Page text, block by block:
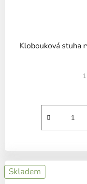
Klobouková stuha
Skladem